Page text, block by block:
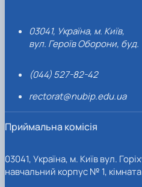
03041, Україна, м. Київ,
вул. Героїв Оборони, буд.
(044) 527-82-42
rectorat@nubip.edu.ua
Приймальна комісія
03041, Україна, м. Київ вул.
навчальний корпус № 1,